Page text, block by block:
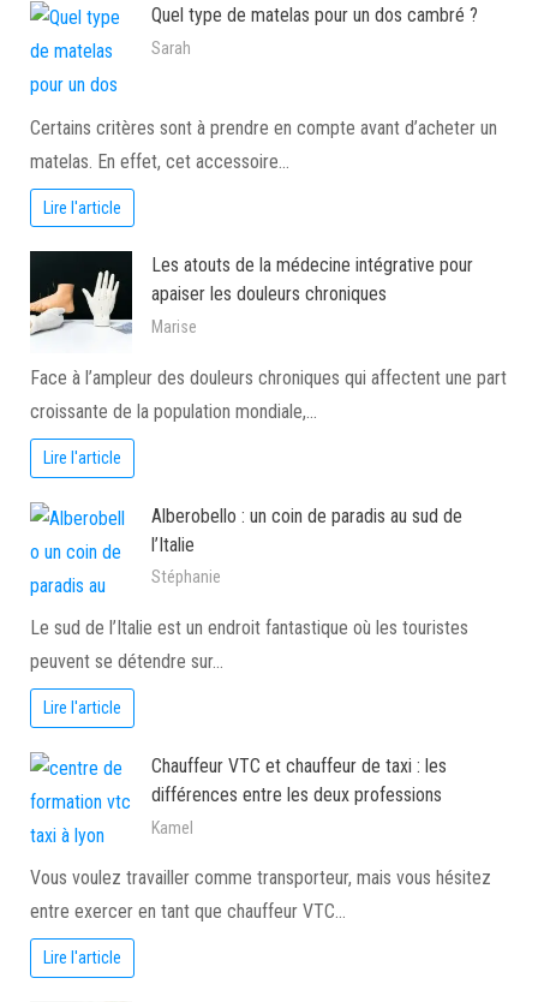
Quel type de matelas pour un dos cambré ?
Sarah
Certains critères sont à prendre en compte avant d’acheter un
matelas. En effet, cet accessoire…
Lire l'article
Les atouts de la médecine intégrative pour
apaiser les douleurs chroniques
Marise
Face à l’ampleur des douleurs chroniques qui affectent une part
croissante de la population mondiale,…
Lire l'article
Alberobello : un coin de paradis au sud de
l’Italie
Stéphanie
Le sud de l’Italie est un endroit fantastique où les touristes
peuvent se détendre sur…
Lire l'article
Chauffeur VTC et chauffeur de taxi : les
différences entre les deux professions
Kamel
Vous voulez travailler comme transporteur, mais vous hésitez
entre exercer en tant que chauffeur VTC…
Lire l'article